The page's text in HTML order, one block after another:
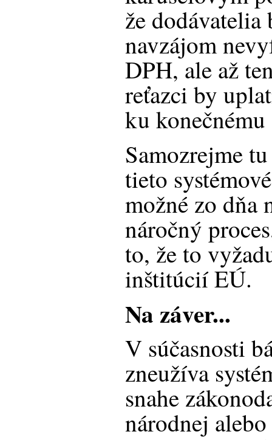
že dodávatelia
navzájom
DPH, ale až
reťazci by
ku
Samozrejme
tieto
možné zo dňa
náročný
to, že to
inštitúcií EÚ.
Na záver...
V súčasnosti
zneužíva
snahe
národnej